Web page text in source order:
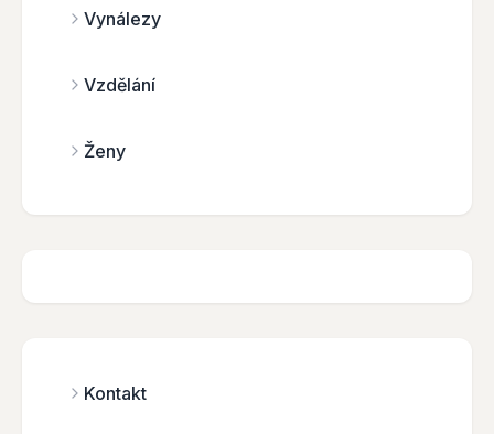
Vynálezy
Vzdělání
Ženy
Kontakt